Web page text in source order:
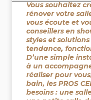
Vous souhaitez
rénover votre
vous écoute et
conseillers en
styles et
tendance,
D’une simple
à un
réaliser pour
bain, les PROS
besoins : une